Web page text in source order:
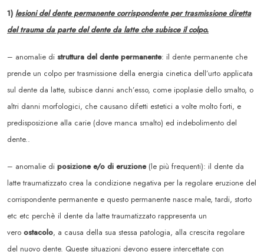
1) lesioni del dente permanente corrispondente per trasmissione diretta
del trauma da parte del dente da latte che subisce il colpo.
– anomalie di struttura del dente permanente: il dente permanente che
prende un colpo per trasmissione della energia cinetica dell’urto applicata
sul dente da latte, subisce danni anch’esso, come ipoplasie dello smalto, o
altri danni morfologici, che causano difetti estetici a volte molto forti, e
predisposizione alla carie (dove manca smalto) ed indebolimento del
dente..
– anomalie di posizione e/o di eruzione(le più frequenti): il dente da
latte traumatizzato crea la condizione negativa per la regolare eruzione del
corrispondente permanente e questo permanente nasce male, tardi, storto
etc etc perchè il dente da latte traumatizzato rappresenta un
vero ostacolo, a causa della sua stessa patologia, alla crescita regolare
del nuovo dente. Queste situazioni devono essere intercettate con